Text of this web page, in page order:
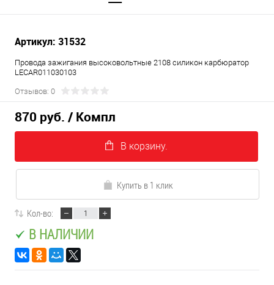
Артикул: 31532
Провода зажигания высоковольтные 2108 силикон карбюратор
LECAR011030103
Отзывов: 0
870 руб. / Компл
В корзину.
Купить в 1 клик
Кол-во:
В НАЛИЧИИ